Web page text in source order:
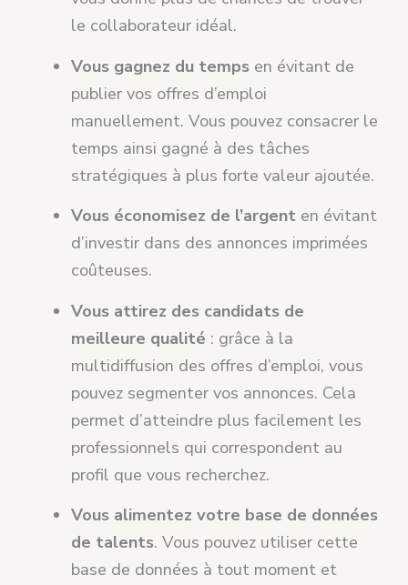
le collaborateur idéal.
Vous gagnez du temps en évitant de
publier vos offres d’emploi
manuellement. Vous pouvez consacrer le
temps ainsi gagné à des tâches
stratégiques à plus forte valeur ajoutée.
Vous économisez de l’argent en évitant
d’investir dans des annonces imprimées
coûteuses.
Vous attirez des candidats de
meilleure qualité : grâce à la
multidiffusion des offres d’emploi, vous
pouvez segmenter vos annonces. Cela
permet d’atteindre plus facilement les
professionnels qui correspondent au
profil que vous recherchez.
Vous alimentez votre base de données
de talents. Vous pouvez utiliser cette
base de données à tout moment et